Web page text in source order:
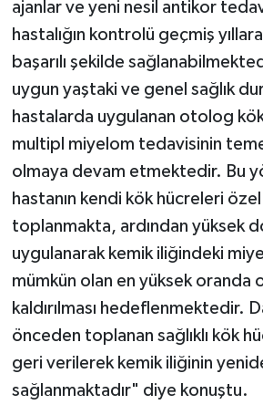
ajanlar ve yeni nesil antikor
hastalığın kontrolü geçmiş
başarılı şekilde
uygun yaştaki ve genel sağlık
hastalarda uygulanan otolog
multipl miyelom tedavisinin
olmaya devam etmektedir. Bu
hastanın kendi kök hücreleri
toplanmakta, ardından yüksek
uygulanarak kemik iliğindeki
mümkün olan en yüksek oranda
kaldırılması hedeflenmektedir.
önceden toplanan sağlıklı kök
geri verilerek kemik iliğinin
sağlanmaktadır" diye konuştu.